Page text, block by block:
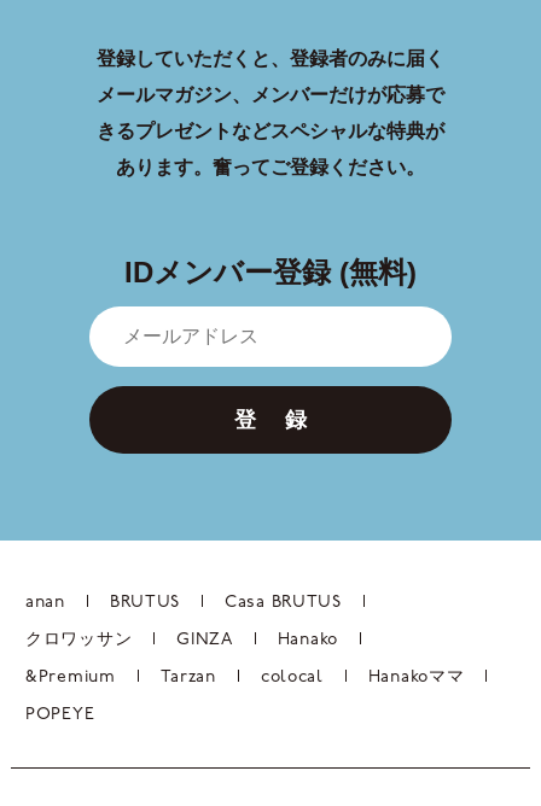
登録していただくと、登録者のみに届く
メールマガジン、メンバーだけが応募で
きるプレゼントなどスペシャルな特典が
あります。 奮ってご登録ください。
IDメンバー登録 (無料)
登 録
anan BRUTUS Casa BRUTUS
クロワッサン GINZA Hanako
&Premium Tarzan colocal Hanakoママ
POPEYE